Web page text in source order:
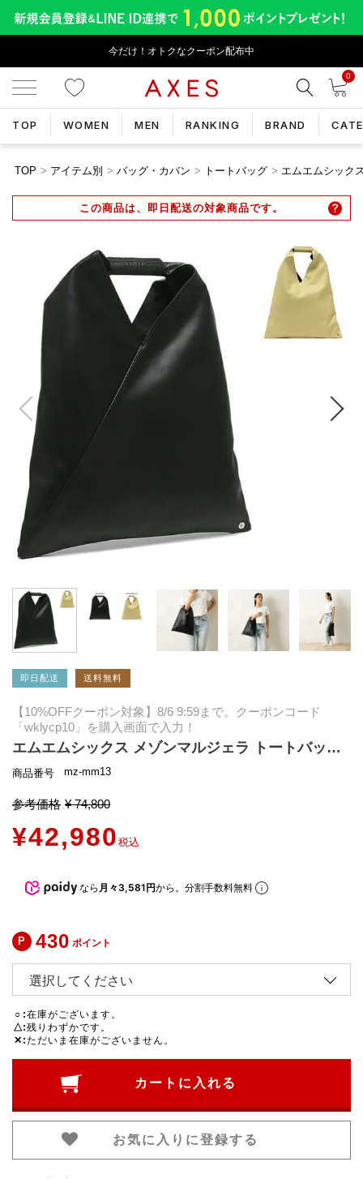
今だけ！オトクなクーポン配布中
0
TOP WOMEN MEN RANKING BRAND
TOP アイテム別 バッグ・カバン トートバッグ エムエムシック
この商品は、即日配送の対象商品です。
即日配送 送料無料
【10%OFFクーポン対象】8/6 9:59まで。クーポンコード
「wklycp10」を購入画面で入力！
エムエムシックス メゾンマルジェラ トートバッグ ジャパニーズ レディース MM6 Maison Margiela S54WD0043 P4313
商品番号 mz-mm13
参考価格 ¥ 74,800
¥42,980 税込
なら 月々3,581円から。分割手数料無料
430 ポイント
○ 在庫がございます。
△ 残りわずかです。
✕ ただいま在庫がございません。
カートに入れる
お気に入りに登録する